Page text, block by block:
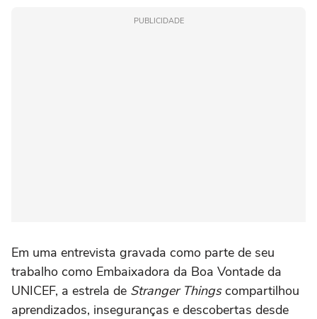
PUBLICIDADE
Em uma entrevista gravada como parte de seu
trabalho como Embaixadora da Boa Vontade da
UNICEF, a estrela de Stranger Thingscompartilhou
aprendizados, inseguranças e descobertas desde